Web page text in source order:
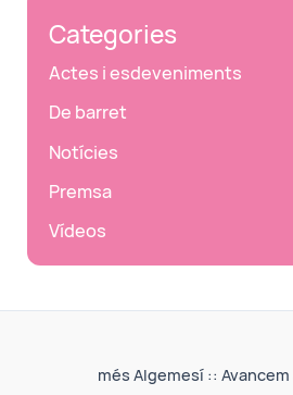
Categories
Actes i esdeveniments
De barret
Notícies
Premsa
Vídeos
més Algemesí ::